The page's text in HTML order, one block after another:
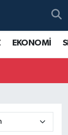
EKONOMİ